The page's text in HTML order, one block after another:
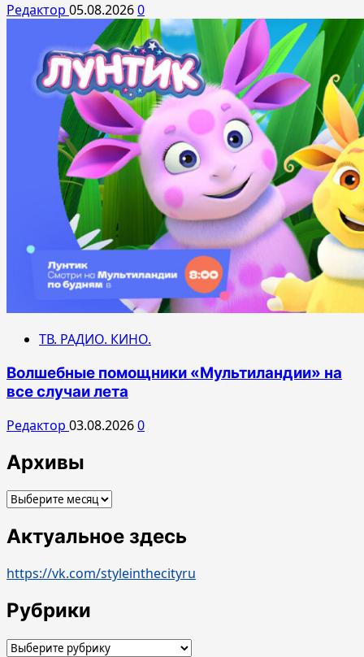
Редактор 05.08.20260
ТВ. РАДИО. КИНО.
Волшебные помощники «Мультиландии» на
все случаи лета
Редактор 03.08.20260
Архивы
Архивы
Актуальное здесь
https://vk.com/styleinthecityru
Рубрики
Рубрики